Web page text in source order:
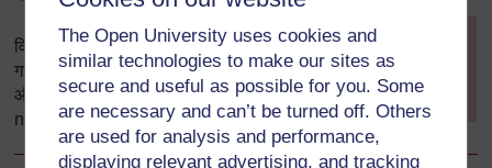
The Open University uses cookies and
similar technologies to make our sites as
secure and useful as possible for you. Some
are necessary and can’t be turned off. Others
are used for analysis and performance,
displaying relevant advertising, and tracking
[Tip: hold Ctrl and
click a link to open
Hide tip)
]
विद्यालय नेतृत्व के साथ इनसे जुडी चर्चा और
गतिविधियाँ करवाने के लिए आगे का विवरण
और सुझावविद्यालय नेतृत्व वीडियो संसाधन
notes में मिल जाएँगे|